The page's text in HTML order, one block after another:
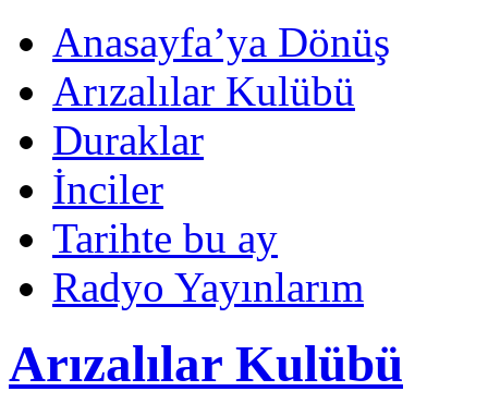
Anasayfa’ya Dönüş
Arızalılar Kulübü
Duraklar
İnciler
Tarihte bu ay
Radyo Yayınlarım
Arızalılar Kulübü